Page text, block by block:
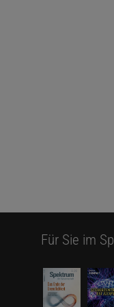
zählt beispielsweise
gilt und sensorische
Bedeutsamkeit der
chronischen
sie eine Folge der
Für Sie im